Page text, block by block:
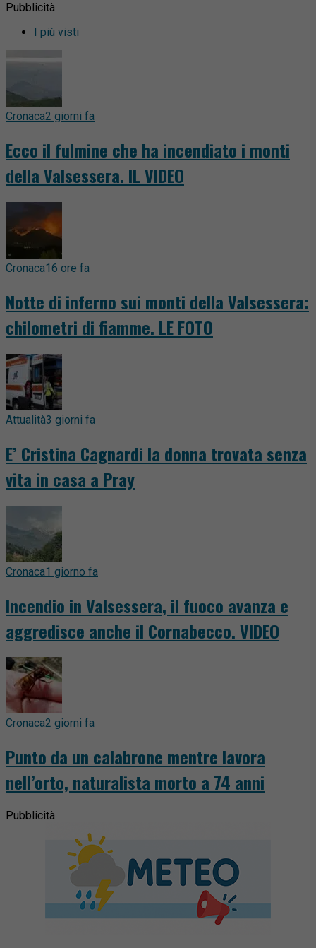
Pubblicità
I più visti
Cronaca2 giorni fa
Ecco il fulmine che ha incendiato i monti
della Valsessera. IL VIDEO
Cronaca16 ore fa
Notte di inferno sui monti della Valsessera:
chilometri di fiamme. LE FOTO
Attualità3 giorni fa
E’ Cristina Cagnardi la donna trovata senza
vita in casa a Pray
Cronaca1 giorno fa
Incendio in Valsessera, il fuoco avanza e
aggredisce anche il Cornabecco. VIDEO
Cronaca2 giorni fa
Punto da un calabrone mentre lavora
nell’orto, naturalista morto a 74 anni
Pubblicità